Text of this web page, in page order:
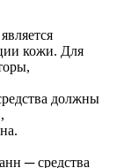
кожи. Для
должны
─ средства